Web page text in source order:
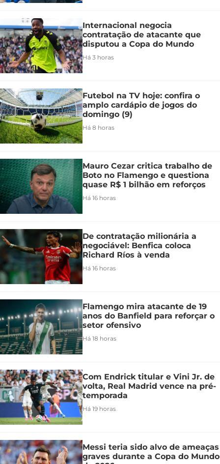
Internacional negocia
contratação de atacante que
disputou a Copa do Mundo
Há 3 horas
Futebol na TV hoje: confira o
amplo cardápio de jogos do
domingo (9)
Há 8 horas
Mauro Cezar critica trabalho de
Boto no Flamengo e questiona
quase R$ 1 bilhão em reforços
Há 16 horas
De contratação milionária a
negociável: Benfica coloca
Richard Ríos à venda
Há 16 horas
Flamengo mira atacante de 19
anos do Banfield para reforçar o
setor ofensivo
Há 18 horas
Com Endrick titular e Vini Jr. de
volta, Real Madrid vence na pré-
temporada
Há 19 horas
Messi teria sido alvo de ameaças
graves durante a Copa do Mundo